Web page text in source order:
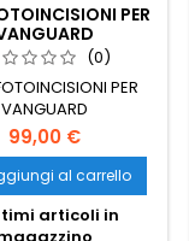
PER
(0)
PER
VANGUARD
99,00 €
al carrello
articoli in